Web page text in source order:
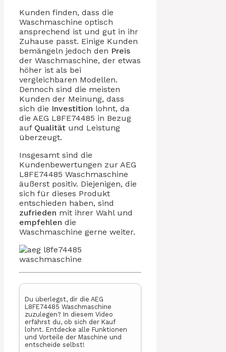
Kunden finden, dass die
Waschmaschine optisch
ansprechend ist und gut in ihr
Zuhause passt. Einige Kunden
bemängeln jedoch den Preis
der Waschmaschine, der etwas
höher ist als bei
vergleichbaren Modellen.
Dennoch sind die meisten
Kunden der Meinung, dass
sich die Investition lohnt, da
die AEG L8FE74485 in Bezug
auf Qualität und Leistung
überzeugt.
Insgesamt sind die
Kundenbewertungen zur AEG
L8FE74485 Waschmaschine
äußerst positiv. Diejenigen, die
sich für dieses Produkt
entschieden haben, sind
zufrieden mit ihrer Wahl und
empfehlen die
Waschmaschine gerne weiter.
Du überlegst, dir die AEG
L8FE74485 Waschmaschine
zuzulegen? In diesem Video
erfährst du, ob sich der Kauf
lohnt. Entdecke alle Funktionen
und Vorteile der Maschine und
entscheide selbst!